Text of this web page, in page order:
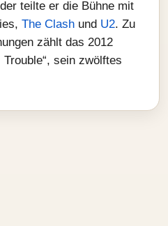
teilte er die Bühne mit
The Clash und U2. Zu
zählt das 2012
sein zwölftes